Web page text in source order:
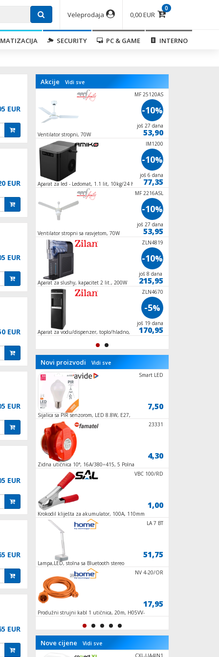
0,00 EUR
0
Veleprodaja
SECURITY PC & GAME
INTERNO
EUR
EUR
EUR
EUR
EUR
EUR
EUR
EUR
Akcije Vidi sve
1
-20
još 19 dana
111,90
ZLN1078
62,95
-10
još 27 dana
Ventilator stropni, 70W
MF 25120AS
-10%
još 27 dana
53,90
Aparat za led - Ledomat, 1.1 lit, 10kg/24 h,
IM1200
-10%
još 6 dana
77,35
Ventilator stropni sa rasvjetom, 70W
MF 2216ASL
-10%
još 27 dana
53,95
Aparat za slushy, kapacitet 2 lit., 200W
ZLN4819
-10%
još 8 dana
215,95
Aparat za vodu/dispenzer, toplo/hladno,
ZLN4670
-5%
još 19 dana
170,95
Novi proizvodi Vidi sve
5,90
NEB-HLP-00
2,90
469,95
Sijalica sa PIR senzorom, LED 8.8W, E27,
Smart LED
7,50
Zidna utičnica 10°, 16A/380÷415, 5 Polna
(3P+N+E), IP44
23331
4,30
Krokodil kliješta za akumulator, 100A, 110mm
VBC 100/RD
1,00
Lampa,LED, stolna sa Bluetooth stereo
LA 7 BT
51,75
Produžni strujni kabl 1 utičnica, 20m, H05VV-
NV 4-20/OR
17,95
Nove cijene Vidi sve
NV 6K/WH/1 CXL-UA4IN1